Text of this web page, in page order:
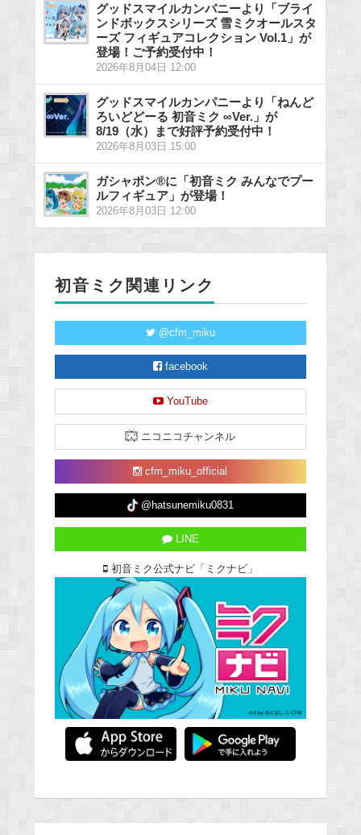
グッドスマイルカンパニーより「ブライ
ンドボックスシリーズ 雪ミクオールスタ
ーズ フィギュアコレクション Vol.1」が
登場！ご予約受付中！
2026年8月04日 12:00
グッドスマイルカンパニーより「ねんど
ろいどどーる 初音ミク ∞Ver.」が
8/19（水）まで好評予約受付中！
2026年8月03日 15:00
ガシャポン®に「初音ミク みんなでプー
ルフィギュア」が登場！
2026年8月03日 12:00
初音ミク関連リンク
@cfm_miku
facebook
YouTube
ニコニコチャンネル
cfm_miku_official
@hatsunemiku0831
LINE
初音ミク公式ナビ「ミクナビ」